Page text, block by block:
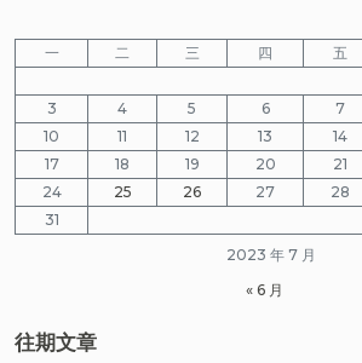
2023 年 7 月
一 二 三 四 五
3
4 5 6 7
10
11 12 13 14
17
18 19 20 21
24
25 26 27 28
31
« 6 月
往期文章